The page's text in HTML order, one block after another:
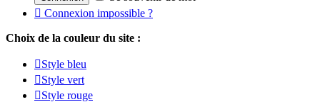
Connexion impossible ?
Choix de la couleur du site :
Style bleu
Style vert
Style rouge